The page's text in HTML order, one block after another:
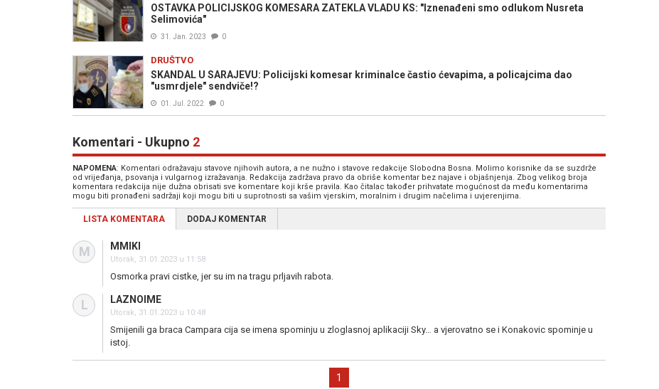
OSTAVKA POLICIJSKOG KOMESARA ZATEKLA VLADU KS: "Iznenađeni smo odlukom Nusreta
Selimovića"
31. Jan. 2023 0
DRUŠTVO
SKANDAL U SARAJEVU: Policijski komesar kriminalce častio ćevapima, a policajcima dao
"usmrdjele" sendviče!?
01. Jul. 2022 0
Komentari - Ukupno 2
NAPOMENA: Komentari odražavaju stavove njihovih autora, a ne nužno i stavove redakcije Slobodna Bosna. Molimo korisnike da se suzdrže
od vrijeđanja, psovanja i vulgarnog izražavanja. Redakcija zadržava pravo da obriše komentar bez najave i objašnjenja. Zbog velikog broja
komentara redakcija nije dužna obrisati sve komentare koji krše pravila. Kao čitalac također prihvatate mogućnost da među komentarima
mogu biti pronađeni sadržaji koji mogu biti u suprotnosti sa vašim vjerskim, moralnim i drugim načelima i uvjerenjima.
LISTA KOMENTARA DODAJ KOMENTAR
M MMIKI
Utorak, 31.01.2023 u 11:58
Osmorka pravi cistke, jer su im na tragu prljavih rabota.
L LAZNOIME
Utorak, 31.01.2023 u 10:48
Smijenili ga braca Campara cija se imena spominju u zloglasnoj aplikaciji Sky… a vjerovatno se i Konakovic spominje u
istoj.
1